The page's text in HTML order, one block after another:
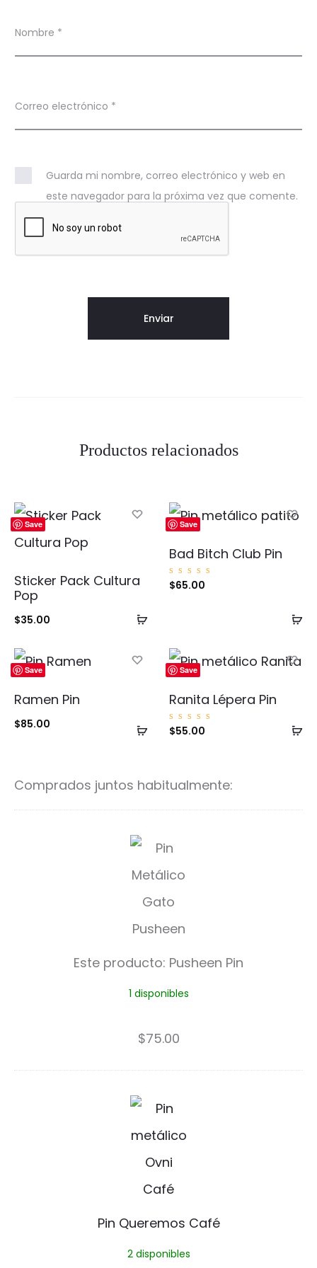
Nombre *
Correo electrónico *
Guarda mi nombre, correo electrónico y web en
este navegador para la próxima vez que comente.
Productos relacionados
Save
Añadir
carrito
Sticker Pack Cultura
Pop
$35.00
Save
Bad Bitch Club Pin
Valorad
o con
$65.00
Save
Añadir
Ramen Pin
$85.00
Save
Ranita Lépera Pin
Valorad
o con
$55.00
Comprados juntos habitualmente:
P
u
s
h
n
P
Este producto: Pusheen Pin
1 disponibles
$75.00
P
i
n
Q
r
Pin Queremos Café
2 disponibles